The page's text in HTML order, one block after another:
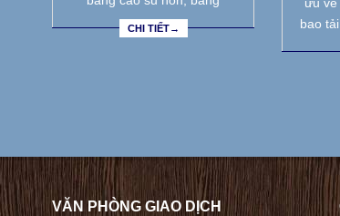
CHI TIẾT→
bao
VĂN PHÒNG GIAO DỊCH